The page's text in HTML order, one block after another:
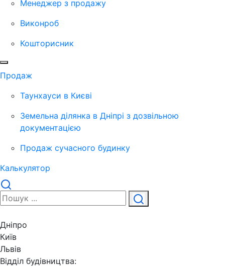
Менеджер з продажу
Виконроб
Кошторисник
Продаж
Таунхауси в Києві
Земельна ділянка в Дніпрі з дозвільною
документацією
Продаж сучасного будинку
Калькулятор
Дніпро
Київ
Львів
Відділ будівництва: